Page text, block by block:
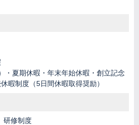
・夏期休暇・年末年始休暇・創立記念
暇制度（5日間休暇取得奨励）
研修制度